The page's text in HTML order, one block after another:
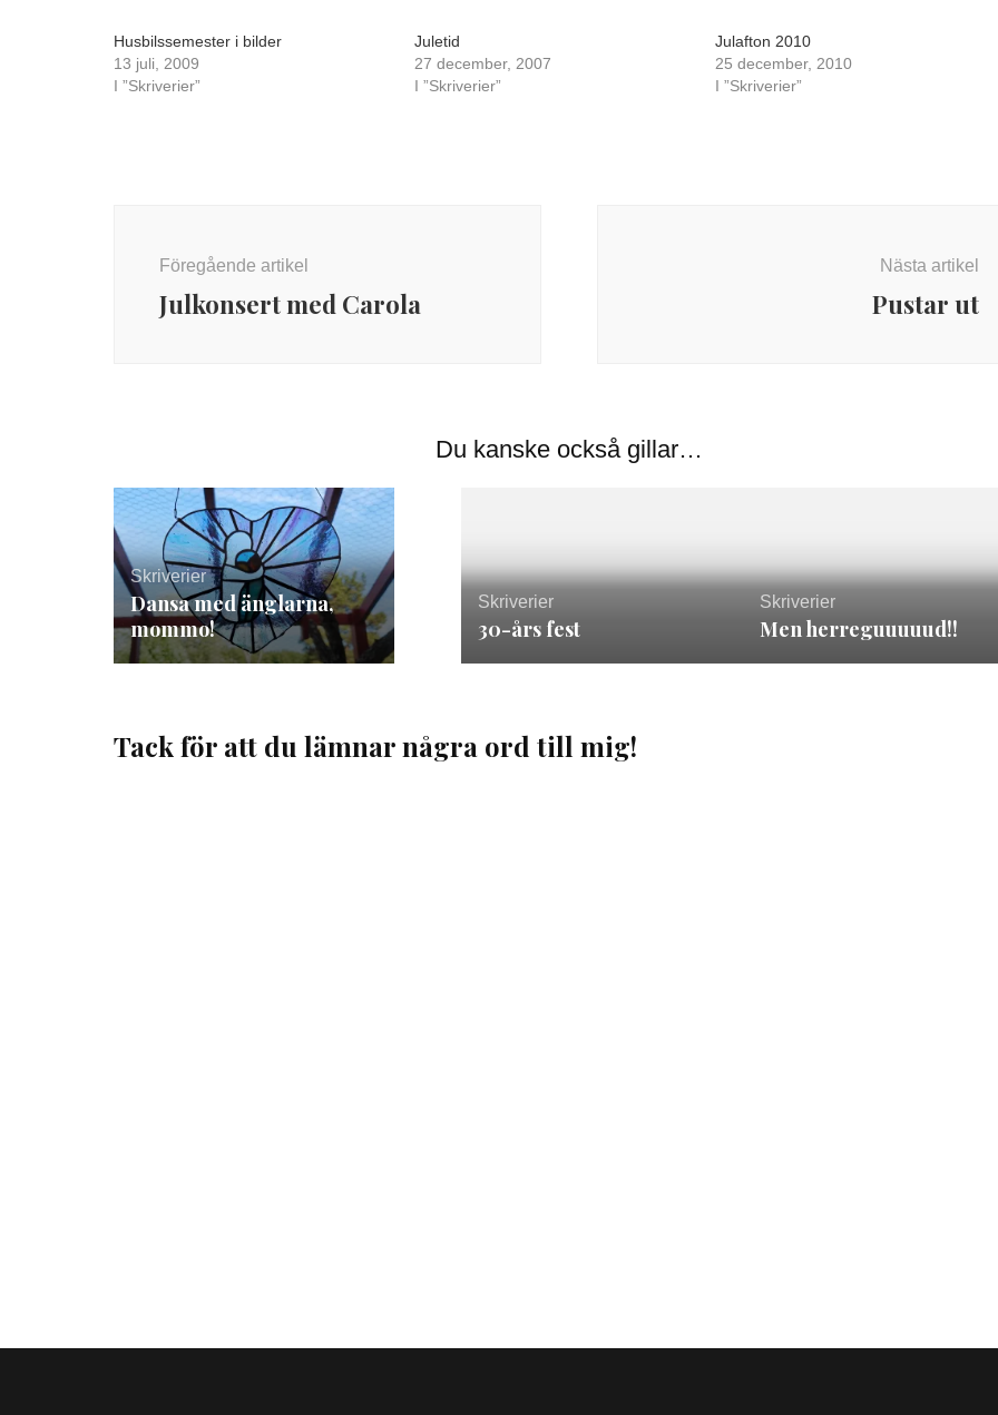
Husbilssemester i bilder
13 juli, 2009
I ”Skriverier”
Juletid
27 december, 2007
I ”Skriverier”
Julafton 2010
25 december, 2010
I ”Skriverier”
Föregående artikel
Julkonsert med Carola
Nästa artikel
Pustar ut
Du kanske också gillar…
Skriverier
Dansa med änglarna,
mommo!
Skriverier
30-års fest
Skriverier
Men herreguuuuud!!
Tack för att du lämnar några ord till mig!